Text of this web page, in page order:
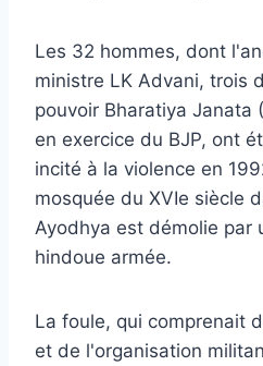
Les 32 hommes, dont
ministre LK Advani, trois
pouvoir Bharatiya Janata
en exercice du BJP, ont
incité à la violence en
mosquée du XVIe siècle
Ayodhya est démolie par
hindoue armée.
La foule, qui comprenait
et de l'organisation